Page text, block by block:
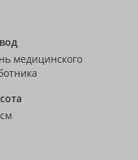
медицинского